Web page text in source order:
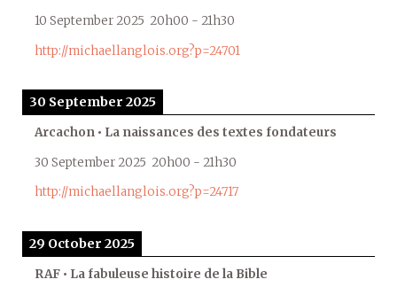
10 September 2025 20h00 - 21h30
http://michaellanglois.org?p=24701
30 September 2025
Arcachon • La naissances des textes fondateurs
30 September 2025 20h00 - 21h30
http://michaellanglois.org?p=24717
29 October 2025
RAF • La fabuleuse histoire de la Bible